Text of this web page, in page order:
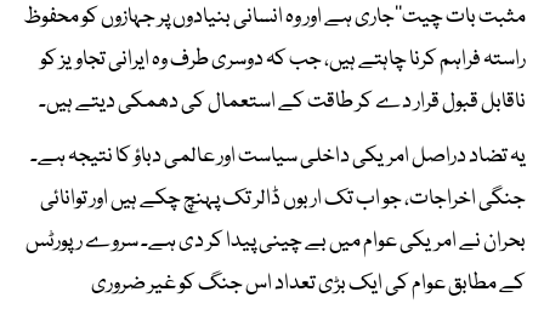
مثبت بات چیت‘‘جاری ہے اور وہ انسانی بنیادوں پر جہازوں کو محفوظ
راستہ فراہم کرنا چاہتے ہیں، جب کہ دوسری طرف وہ ایرانی تجاویز کو
ناقابل قبول قرار دے کر طاقت کے استعمال کی دھمکی دیتے ہیں۔
یہ تضاد دراصل امریکی داخلی سیاست اور عالمی دباؤ کا نتیجہ ہے۔
جنگی اخراجات، جو اب تک اربوں ڈالر تک پہنچ چکے ہیں اور توانائی
بحران نے امریکی عوام میں بے چینی پیدا کر دی ہے۔ سروے رپورٹس
کے مطابق عوام کی ایک بڑی تعداد اس جنگ کو غیر ضروری